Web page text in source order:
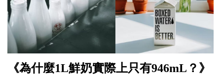
《​為什麼1L鮮奶實際上只有946mL？》